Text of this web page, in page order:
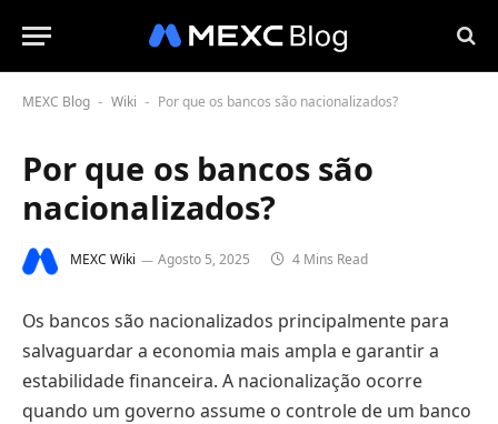
MEXC Blog - Wiki - Por que os bancos são nacionalizados?
Por que os bancos são
nacionalizados?
MEXC Wiki Agosto 5, 2025 4 Mins Read
Os bancos são nacionalizados principalmente para
salvaguardar a economia mais ampla e garantir a
estabilidade financeira. A nacionalização ocorre
quando um governo assume o controle de um banco